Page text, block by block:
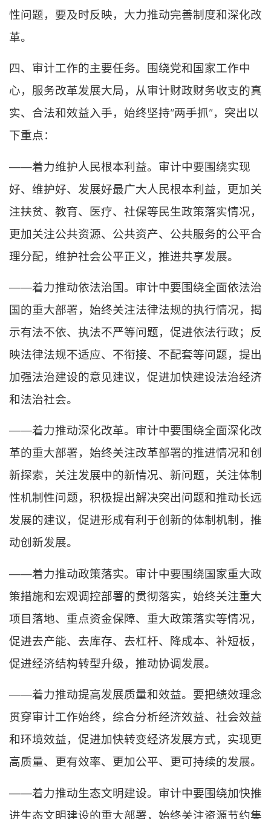
性问题，要及时反映，大力推动完善制度和深化改
革。
四、审计工作的主要任务。围绕党和国家工作中
心，服务改革发展大局，从审计财政财务收支的真
实、合法和效益入手，始终坚持“两手抓”，突出以
下重点：
——着力维护人民根本利益。审计中要围绕实现
好、维护好、发展好最广大人民根本利益，更加关
注扶贫、教育、医疗、社保等民生政策落实情况，
更加关注公共资源、公共资产、公共服务的公平合
理分配，维护社会公平正义，推进共享发展。
——着力推动依法治国。审计中要围绕全面依法治
国的重大部署，始终关注法律法规的执行情况，揭
示有法不依、执法不严等问题，促进依法行政；反
映法律法规不适应、不衔接、不配套等问题，提出
加强法治建设的意见建议，促进加快建设法治经济
和法治社会。
——着力推动深化改革。审计中要围绕全面深化改
革的重大部署，始终关注改革部署的推进情况和创
新探索，关注发展中的新情况、新问题，关注体制
性机制性问题，积极提出解决突出问题和推动长远
发展的建议，促进形成有利于创新的体制机制，推
动创新发展。
——着力推动政策落实。审计中要围绕国家重大政
策措施和宏观调控部署的贯彻落实，始终关注重大
项目落地、重点资金保障、重大政策落实等情况，
促进去产能、去库存、去杠杆、降成本、补短板，
促进经济结构转型升级，推动协调发展。
——着力推动提高发展质量和效益。要把绩效理念
贯穿审计工作始终，综合分析经济效益、社会效益
和环境效益，促进加快转变经济发展方式，实现更
高质量、更有效率、更加公平、更可持续的发展。
——着力推动生态文明建设。审计中要围绕加快推
进生态文明建设的重大部署，始终关注资源节约集